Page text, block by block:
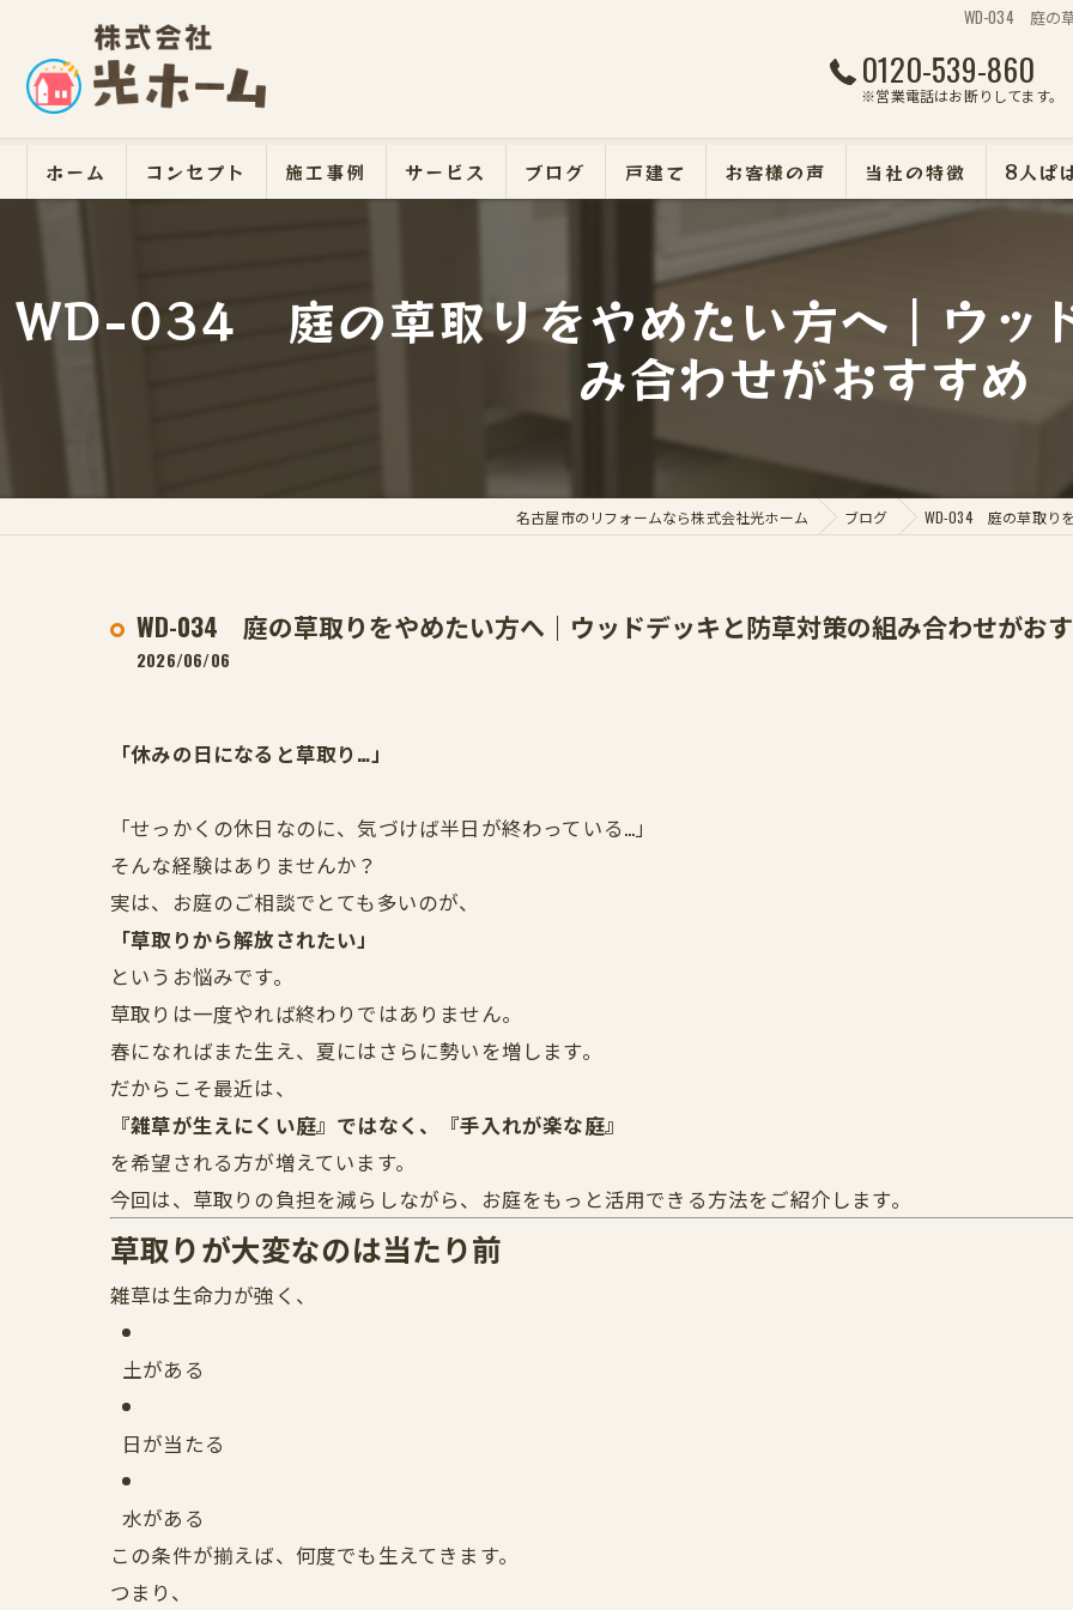
WD-034 庭の
0120-539-860
※営業電話はお断りしてます。
ホーム コンセプト 施工事例 サービス ブログ 戸建て お客様の声 当社の特徴
断熱・遮熱・防犯リフォ
外壁塗装
8人ぱ
WD-034 庭の草取りをやめたい方へ｜ウッ
み合わせがおすすめ
名古屋市のリフォームなら株式会社光ホーム ブログ WD-034 庭の草取り
WD-034 庭の草取りをやめたい方へ｜ウッドデッキと防草対策の組み合わせがお
2026/06/06
「休みの日になると草取り…」
「せっかくの休日なのに、気づけば半日が終わっている…」
そんな経験はありませんか？
実は、お庭のご相談でとても多いのが、
「草取りから解放されたい」
というお悩みです。
草取りは一度やれば終わりではありません。
春になればまた生え、夏にはさらに勢いを増します。
だからこそ最近は、
『雑草が生えにくい庭』ではなく、『手入れが楽な庭』
を希望される方が増えています。
今回は、草取りの負担を減らしながら、お庭をもっと活用できる方法をご紹介します。
草取りが大変なのは当たり前
雑草は生命力が強く、
土がある
日が当たる
水がある
この条件が揃えば、何度でも生えてきます。
つまり、